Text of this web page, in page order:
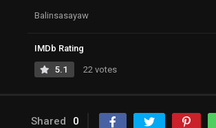
Balinsasayaw
IMDb Rating
5.1 22 votes
Shared 0